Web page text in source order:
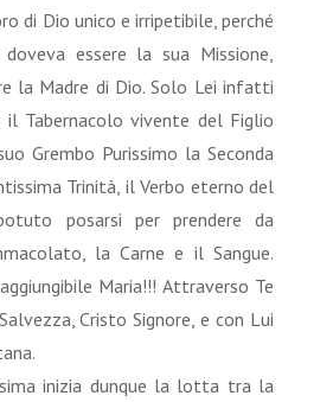
di Dio unico e irripetibile, perché
essere la sua Missione,
la Madre di Dio. Solo Lei infatti
Tabernacolo vivente del Figlio
Grembo Purissimo la Seconda
Trinità, il Verbo eterno del
posarsi per prendere da
la Carne e il Sangue.
Maria!!! Attraverso Te
Cristo Signore, e con Lui
inizia dunque la lotta tra la